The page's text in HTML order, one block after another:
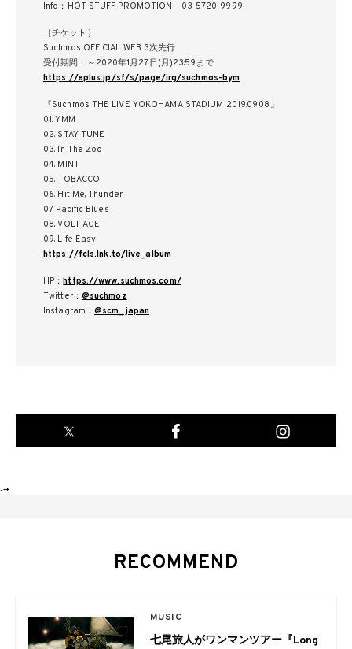
Info：HOT STUFF PROMOTION 03-5720-9999
［チケット］
Suchmos OFFICIAL WEB 3次先行
受付期間：～2020年1月27日(月)23:59まで
https://eplus.jp/sf/s/page/irg/suchmos-bym
『Suchmos THE LIVE YOKOHAMA STADIUM 2019.09.08』
01. YMM
02. STAY TUNE
03. In The Zoo
04. MINT
05. TOBACCO
06. Hit Me, Thunder
07. Pacific Blues
08. VOLT-AGE
09. Life Easy
https://fcls.lnk.to/live_album
HP：https://www.suchmos.com/
Twitter： @suchmoz
Instagram： @scm_japan
-->
RECOMMEND
MUSIC
七尾旅人がワンマンツアー『Long